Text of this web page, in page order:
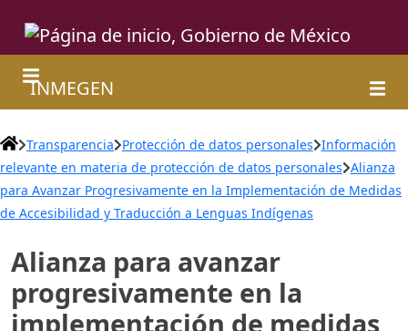
INMEGEN
Transparencia Protección de datos personales Información
relevante en materia de protección de datos personales Alianza
para Avanzar Progresivamente en la Implementación de Medidas
de Accesibilidad y Traducción a Lenguas Indígenas
Alianza para avanzar
progresivamente en la
implementación de medidas